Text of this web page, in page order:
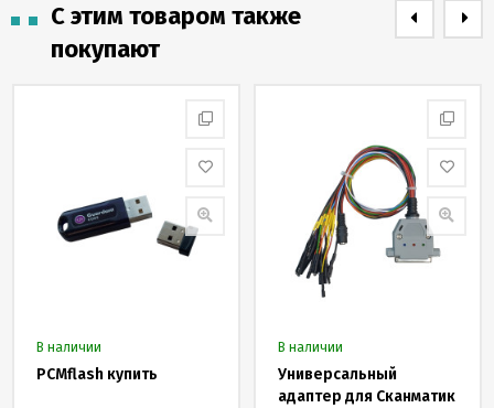
С этим товаром также
покупают
В наличии
PCMflash купить
В наличии
Универсальный
адаптер для Сканматик